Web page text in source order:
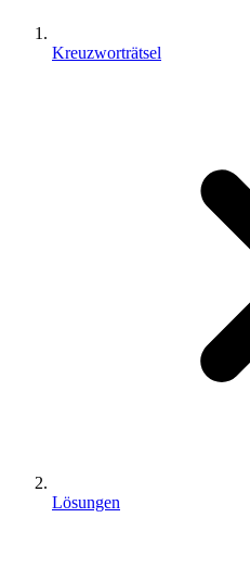
Kreuzworträtsel
Lösungen